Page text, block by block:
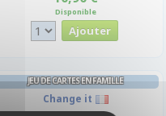
Disponible
JEU DE CARTES EN FAMILLE
Change it